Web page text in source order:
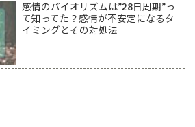
感情のバイオリズムは”28日周期”っ
て知ってた？感情が不安定になるタ
イミングとその対処法